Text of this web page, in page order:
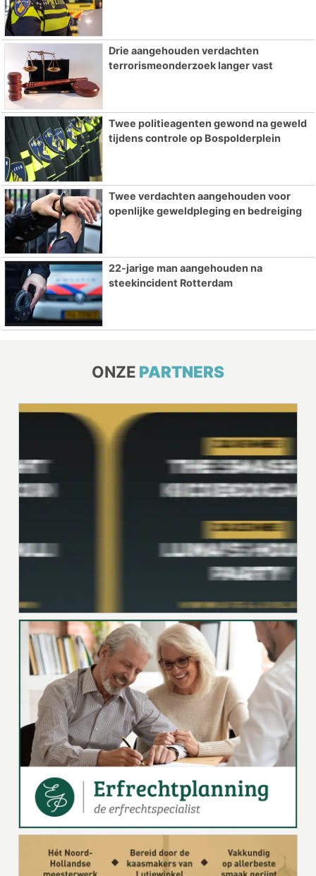
Drie aangehouden verdachten
terrorismeonderzoek langer vast
Twee politieagenten gewond na geweld
tijdens controle op Bospolderplein
Twee verdachten aangehouden voor
openlijke geweldpleging en bedreiging
22-jarige man aangehouden na
steekincident Rotterdam
ONZE PARTNERS